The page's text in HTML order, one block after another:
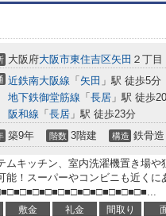
大阪府大阪市東住吉区矢田 ２丁目
近鉄南大阪線 「 矢田 」駅 徒歩5分
地下鉄御堂筋線 「 長居 」駅 徒歩
阪和線 「 長居 」駅 徒歩23分
築9年 階数 3階建 構造 鉄骨造
ムキッチン、室内洗濯機置き場
能！スーパーやコンビニも近くに
敷金 礼金 間取り